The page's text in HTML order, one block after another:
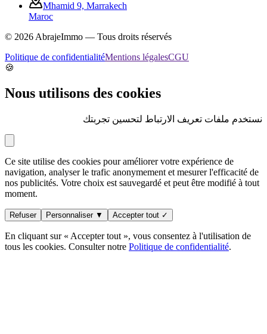
Mhamid 9, Marrakech
Maroc
© 2026AbrajeImmo — Tous droits réservés
Politique de confidentialitéMentions légalesCGU
🍪
Nous utilisons des cookies
نستخدم ملفات تعريف الارتباط لتحسين تجربتك
Ce site utilise des cookies pour améliorer votre expérience de
navigation, analyser le trafic anonymement et mesurer l'efficacité de
nos publicités. Votre choix est sauvegardé et peut être modifié à tout
moment.
Refuser Personnaliser ▼ Accepter tout ✓
En cliquant sur « Accepter tout », vous consentez à l'utilisation de
tous les cookies. Consulter notre Politique de confidentialité.